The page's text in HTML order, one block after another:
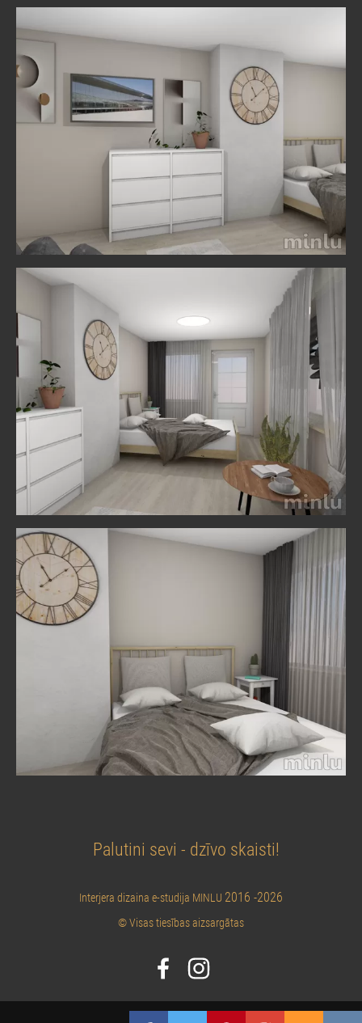
Palutini sevi - dzīvo skaisti!
Interjera dizaina e-studija MINLU 2016 -2026
© Visas tiesības aizsargātas